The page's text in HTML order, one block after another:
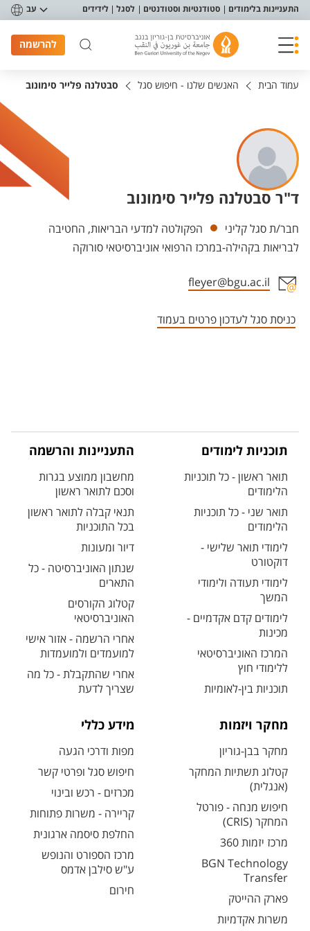
תפריט נגישות
התעניינות בלימודים סטודנטיות וסטודנטים לסגל לידידים עב
להרשמה
עמוד הבית האנשים שלנו - חיפוש סגל סבטלנה פלייר סימונוב
ד"ר סבטלנה פלייר סימונוב
יחידות
חבר/ת סגל קליני
הפקולטה למדעי הבריאות, החטיבה
לבריאות בקהילה-במרכז הרפואי אוניברסיטאי סורוקה
fleyer@bgu.ac.il
כניסת סגל לעדכון פרטים בעמוד
תוכניות לימודים
תואר ראשון - כל תוכניות
הלימודים
תואר שני - כל תוכניות
הלימודים
לימודי תואר שלישי -
דוקטורט
לימודי תעודה ולימודי
המשך
לימודים קדם אקדמיים -
מכינות
המרכז האוניברסיטאי
ללימודי חוץ
תוכניות בין-לאומיות
התעניינות והרשמה
מחשבון ממוצע בגרות
וסכם לתואר ראשון
תנאי קבלה לתואר ראשון
בכל התוכניות
דיור ומעונות
שנתון האוניברסיטה - כל
התארים
קטלוג הקורסים
האוניברסיטאי
אחרי הרשמה - אזור אישי
למועמדים ולמועמדות
אחרי שהתקבלת - כל מה
שצריך לדעת
מחקר ויזמות
מחקר בבן-גוריון
קטלוג תשתיות המחקר
(אנגלית)
חיפוש מנחה - פורטל
המחקר (CRIS)
מרכז יזמות 360
BGN Technology
Transfer
פארק ההייטק
משרות אקדמיות
מידע כללי
מפות ודרכי הגעה
חיפוש סגל ופרטי קשר
מכרזים - רכש ובינוי
קריירה - משרות פתוחות
החלפת סיסמה ארגונית
מרכז הספורט והנופש
ע"ש סילבן אדמס
חירום